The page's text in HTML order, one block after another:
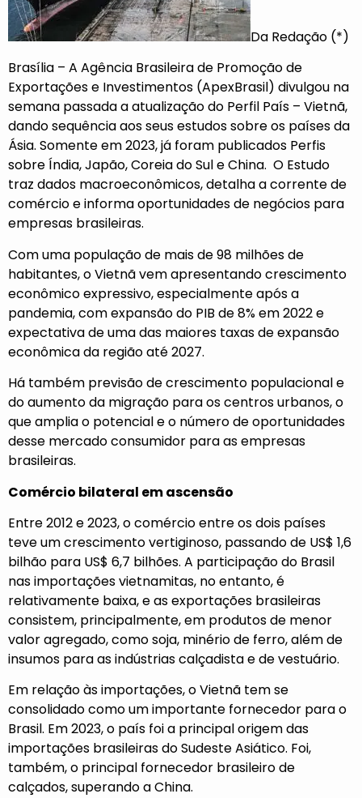
Da Redação (*)
Brasília – A Agência Brasileira de Promoção de
Exportações e Investimentos (ApexBrasil) divulgou na
semana passada a atualização do Perfil País – Vietnã,
dando sequência aos seus estudos sobre os países da
Ásia. Somente em 2023, já foram publicados Perfis
sobreÍndia,Japão,Coreia do SuleChina. O Estudo
traz dados macroeconômicos, detalha a corrente de
comércio e informa oportunidades de negócios para
empresas brasileiras.
Com uma população de mais de 98 milhões de
habitantes, o Vietnã vem apresentando crescimento
econômico expressivo, especialmente após a
pandemia, com expansão do PIB de 8% em 2022 e
expectativa de uma das maiores taxas de expansão
econômica da região até 2027.
Há também previsão de crescimento populacional e
do aumento da migração para os centros urbanos, o
que amplia o potencial e o número de oportunidades
desse mercado consumidor para as empresas
brasileiras.
Comércio bilateral em ascensão
Entre 2012 e 2023, o comércio entre os dois países
teve um crescimento vertiginoso, passando de US$ 1,6
bilhão para US$ 6,7 bilhões. A participação do Brasil
nas importações vietnamitas, no entanto, é
relativamente baixa, e as exportações brasileiras
consistem, principalmente, em produtos de menor
valor agregado, como soja, minério de ferro, além de
insumos para as indústrias calçadista e de vestuário.
Em relação às importações, o Vietnã tem se
consolidado como um importante fornecedor para o
Brasil. Em 2023, o país foi a principal origem das
importações brasileiras do Sudeste Asiático. Foi,
também, o principal fornecedor brasileiro de
calçados, superando a China.